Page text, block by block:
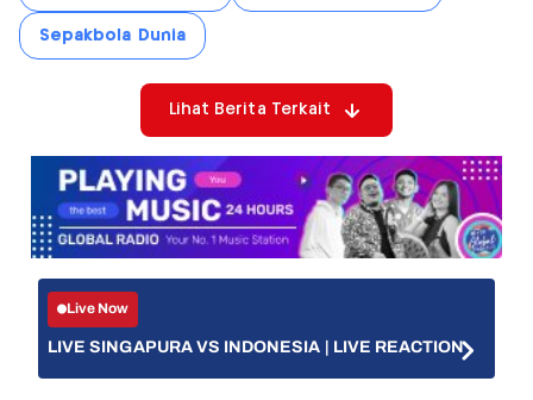
Sepakbola Dunia
Lihat Berita Terkait
Live Now
LIVE SINGAPURA VS INDONESIA | LIVE REACTION